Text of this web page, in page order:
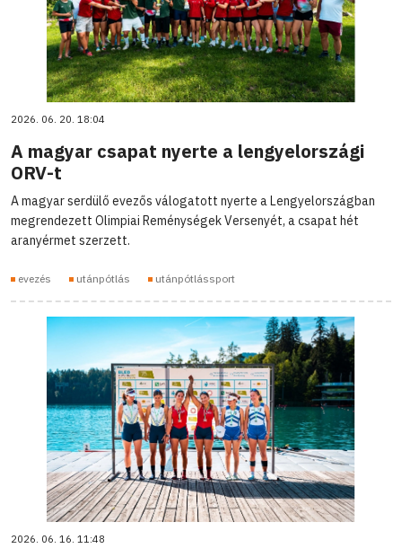
2026. 06. 20. 18:04
A magyar csapat nyerte a lengyelországi
ORV-t
A magyar serdülő evezős válogatott nyerte a Lengyelországban
megrendezett Olimpiai Reménységek Versenyét, a csapat hét
aranyérmet szerzett.
evezés utánpótlás utánpótlássport
2026. 06. 16. 11:48